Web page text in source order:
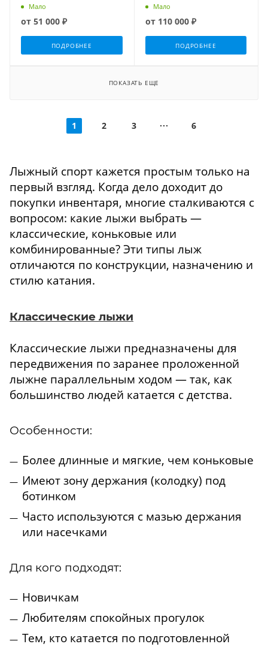
Мало
от 51 000 ₽
ПОДРОБНЕЕ
Мало
от 110 000 ₽
ПОДРОБНЕЕ
ПОКАЗАТЬ ЕЩЕ
1 2 3 6
Лыжный спорт кажется простым только на
первый взгляд. Когда дело доходит до
покупки инвентаря, многие сталкиваются с
вопросом: какие лыжи выбрать —
классические, коньковые или
комбинированные? Эти типы лыж
отличаются по конструкции, назначению и
стилю катания.
Классические лыжи
Классические лыжи предназначены для
передвижения по заранее проложенной
лыжне параллельным ходом — так, как
большинство людей катается с детства.
Особенности:
Более длинные и мягкие, чем коньковые
Имеют зону держания (колодку) под
ботинком
Часто используются с мазью держания
или насечками
Для кого подходят:
Новичкам
Любителям спокойных прогулок
Тем, кто катается по подготовленной